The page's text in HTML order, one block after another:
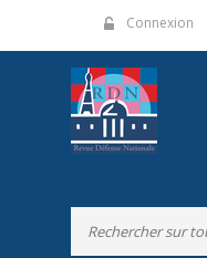
Connexion